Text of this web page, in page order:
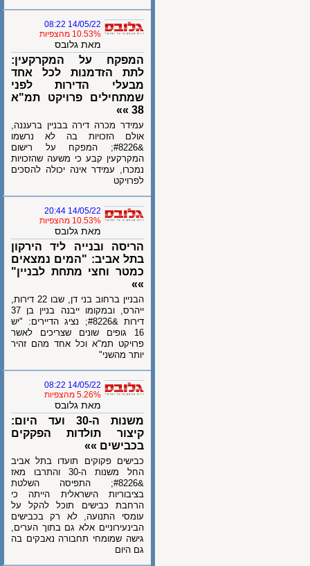
14/05/22 08:22
10.53% מהצפיות
מאת גלובס
המפקח על המקרקעין:
לתת הזדמנות לכל אחד
מבעלי הדירות לפני
שמתחילים פרויקט תמ"א
עמידר מכרה דירה בבניין ברעננה,
אולם הזכויות בה לא נרשמו
&#8226; המפקח על רישום
המקרקעין קבע כי משעה שהזכויות
נמכרו, עמידר אינה יכולה להסכים
לפרויקט
14/05/22 20:44
10.53% מהצפיות
מאת גלובס
הריסה ובנייה ליד הירקון
בתל אביב: "המים נמצאים
כמטר וחצי מתחת לבניין"
הבניין ברחוב בני דן, שבו 22 דירות,
ייהרס, ובמקומו ייבנה בניין בן 37
דירות &#8226; נציג הדיירים: "יש
16 גופים שונים שצריכים לאשר
פרויקט תמ"א וכל אחד מהם זהיר
יותר מהשני"
14/05/22 08:22
5.26% מהצפיות
מאת גלובס
משנות ה-30 ועד היום:
קיצור תולדות הפקקים
בכבישים »»
כבישים פקוקים תועדו בתל אביב
החל משנות ה-30 והתרבו מאז
&#8226; התפיסה השלטת
בציבוריות הישראלית הייתה כי
הרחבת כבישים תוכל להקל על
עומסי התנועה, לא רק בכבישים
הבינעירוניים אלא גם בתוך הערים,
גישה שמומחי תחבורה נאבקים בה
גם היום